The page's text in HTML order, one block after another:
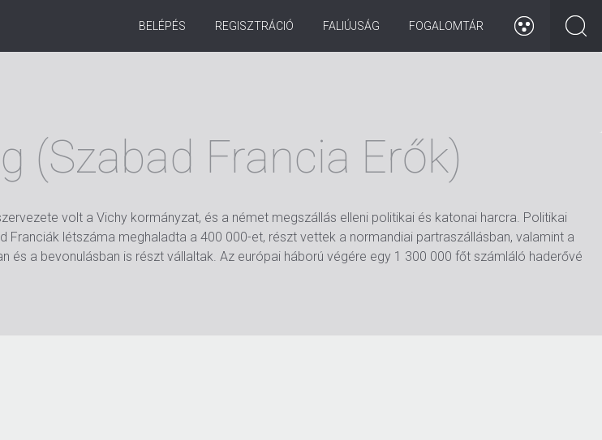
REGISZTRÁCIÓ FALIÚJSÁG FOGALOMTÁR
BELÉPÉS
(Szabad Francia Erők)
volt a Vichy kormányzat, és a német megszállás elleni politikai és katonai harcra. Politikai
létszáma meghaladta a 400 000-et, részt vettek a normandiai partraszállásban, valamint a
és a bevonulásban is részt vállaltak. Az európai háború végére egy 1 300 000 főt számláló haderővé